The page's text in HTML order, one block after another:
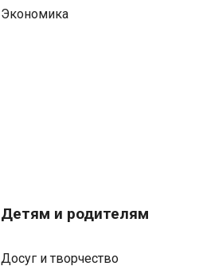
Экономика
Детям и родителям
Досуг и творчество